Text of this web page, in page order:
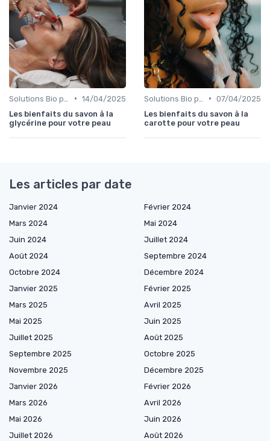
• 14/04/2025
Les bienfaits du savon à la
glycérine pour votre peau
• 07/04/2025
Les bienfaits du savon à la
carotte pour votre peau
Les articles par date
Janvier 2024
Février 2024
Mars 2024
Mai 2024
Juin 2024
Juillet 2024
Août 2024
Septembre 2024
Octobre 2024
Décembre 2024
Janvier 2025
Février 2025
Mars 2025
Avril 2025
Mai 2025
Juin 2025
Juillet 2025
Août 2025
Septembre 2025
Octobre 2025
Novembre 2025
Décembre 2025
Janvier 2026
Février 2026
Mars 2026
Avril 2026
Mai 2026
Juin 2026
Juillet 2026
Août 2026